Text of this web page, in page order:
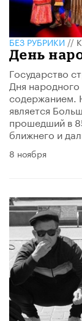
БЕЗ РУБРИКИ//
День
Государство
Дня
содержанием.
является
прошедший в
ближнего и
8 ноября